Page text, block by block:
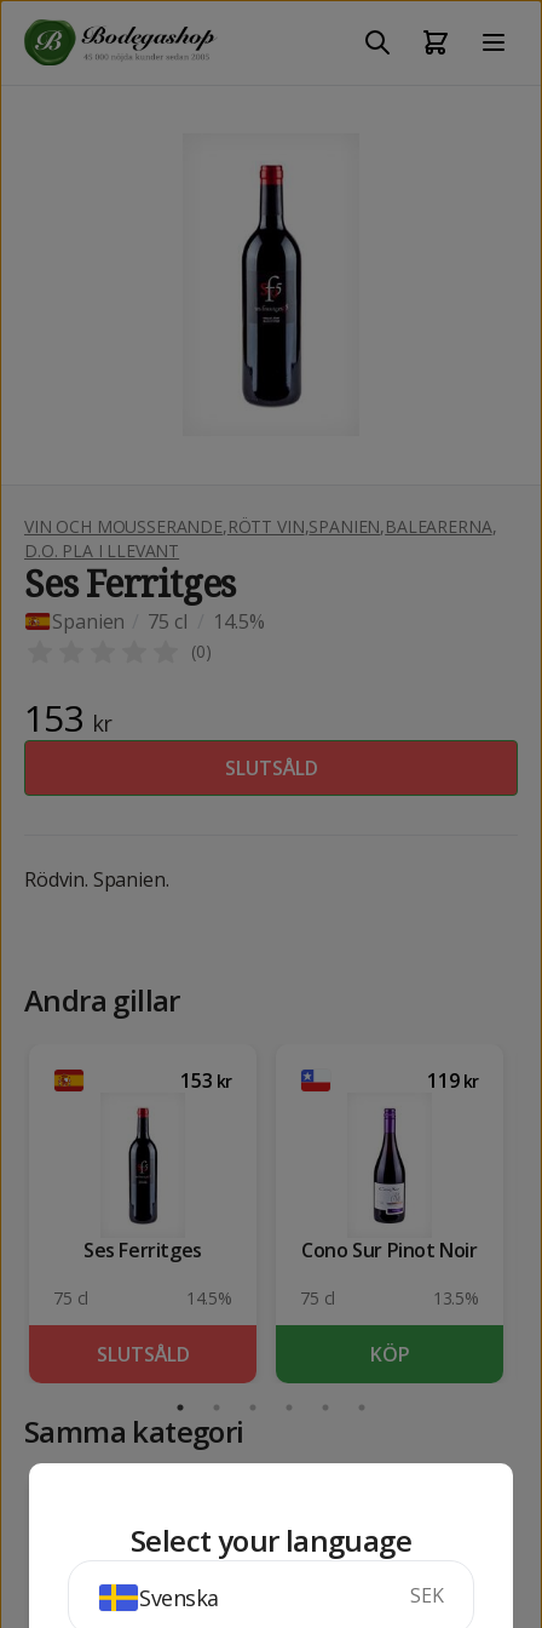
VIN OCH MOUSSERANDE,RÖTT VIN,SPANIEN,BALEARERNA,
D.O. PLA I LLEVANT
Ses Ferritges
Spanien 75 cl 14.5%
(0)
153 kr
SLUTSÅLD
Rödvin. Spanien.
Andra gillar
153 kr
Ses Ferritges
75 cl 14.5%
SLUTSÅLD
119 kr
Cono Sur Pinot Noir
75 cl 13.5%
KÖP
Samma kategori
Select your language
Svenska SEK